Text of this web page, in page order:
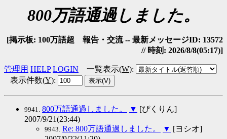
800万語通過しました。
[掲示板: 100万語超 報告・交流 -- 最新メッセージID: 13572
// 時刻: 2026/8/8(05:17)]
管理用 HELP LOGIN 一覧表示(W):
表示件数(Y):
9941. 800万語通過しました。 ▼ [ぴくりん]
2007/9/21(23:44)
9943. Re: 800万語通過しました。 ▼ [ヨシオ]